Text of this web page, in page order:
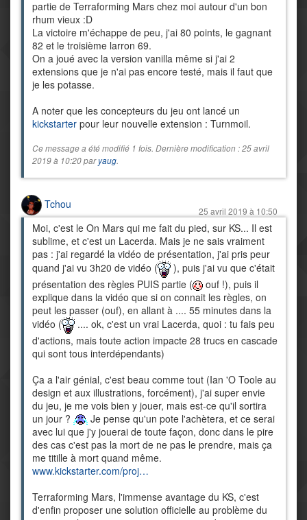
partie de Terraforming Mars chez moi autour d'un bon
rhum vieux :D
La victoire m'échappe de peu, j'ai 80 points, le gagnant
82 et le troisième larron 69.
On a joué avec la version vanilla même si j'ai 2
extensions que je n'ai pas encore testé, mais il faut que
je les potasse.
A noter que les concepteurs du jeu ont lancé un
kickstarter pour leur nouvelle extension : Turnmoil.
Ce message a été modifié 1 fois. Dernière modification : 25 avril
2019 à 10:20 paryaug.
Tchou
25 avril 2019 à 10:50
Moi, c'est le On Mars qui me fait du pied, sur KS... Il est
sublime, et c'est un Lacerda. Mais je ne sais vraiment
pas : j'ai regardé la vidéo de présentation, j'ai pris peur
quand j'ai vu 3h20 de vidéo (
), puis j'ai vu que c'était
présentation des règles PUIS partie (
ouf !), puis il
explique dans la vidéo que si on connait les règles, on
peut les passer (ouf), en allant à .... 55 minutes dans la
vidéo (
.... ok, c'est un vrai Lacerda, quoi : tu fais peu
d'actions, mais toute action impacte 28 trucs en cascade
qui sont tous interdépendants)
Ça a l'air génial, c'est beau comme tout (Ian 'O Toole au
design et aux illustrations, forcément), j'ai super envie
du jeu, je me vois bien y jouer, mais est-ce qu'il sortira
un jour ?
Je pense qu'un pote l'achètera, et ce serai
avec lui que j'y jouerai de toute façon, donc dans le pire
des cas c'est pas la mort de ne pas le prendre, mais ça
me titille à mort quand même.
www.kickstarter.com/proj…
Terraforming Mars, l'immense avantage du KS, c'est
d'enfin proposer une solution officielle au problème du